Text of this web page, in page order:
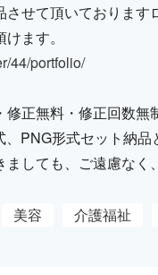
させて頂いております
ます。
44/portfolio/
正無料・修正回数無
PNG形式セット納品
しても、ご遠慮なく
美容 介護福祉